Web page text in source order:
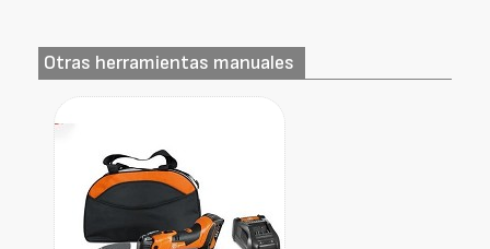
Otras herramientas manuales